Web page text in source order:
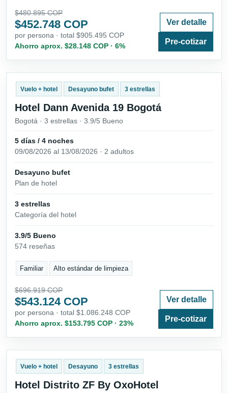
$480.895 COP
$452.748 COP
por persona · total $905.495 COP
Ahorro aprox. $28.148 COP · 6%
Ver detalle
Pre-cotizar
Vuelo + hotel Desayuno bufet 3 estrellas
Hotel Dann Avenida 19 Bogotá
Bogotá · 3 estrellas · 3.9/5 Bueno
5 días / 4 noches
09/08/2026 al 13/08/2026 · 2 adultos
Desayuno bufet
Plan de hotel
3 estrellas
Categoría del hotel
3.9/5 Bueno
574 reseñas
Familiar Alto estándar de limpieza
$696.919 COP
$543.124 COP
por persona · total $1.086.248 COP
Ahorro aprox. $153.795 COP · 23%
Ver detalle
Pre-cotizar
Vuelo + hotel Desayuno 3 estrellas
Hotel Distrito ZF By OxoHotel